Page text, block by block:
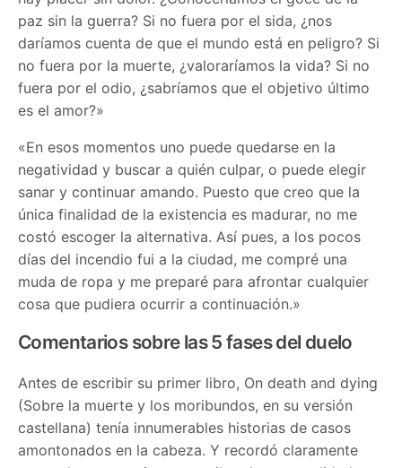
paz sin la guerra? Si no fuera por el sida, ¿nos
daríamos cuenta de que el mundo está en peligro? Si
no fuera por la muerte, ¿valoraríamos la vida? Si no
fuera por el odio, ¿sabríamos que el objetivo último
es el amor?»
«En esos momentos uno puede quedarse en la
negatividad y buscar a quién culpar, o puede elegir
sanar y continuar amando. Puesto que creo que la
única finalidad de la existencia es madurar, no me
costó escoger la alternativa. Así pues, a los pocos
días del incendio fui a la ciudad, me compré una
muda de ropa y me preparé para afrontar cualquier
cosa que pudiera ocurrir a continuación.»
Comentarios sobre las 5 fases del duelo
Antes de escribir su primer libro, On death and dying
(Sobre la muerte y los moribundos, en su versión
castellana) tenía innumerables historias de casos
amontonados en la cabeza. Y recordó claramente